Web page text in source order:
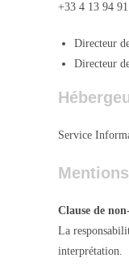
+33 4 13 94
Directeur
Directeur
Service
Clause de
La
interprétation.